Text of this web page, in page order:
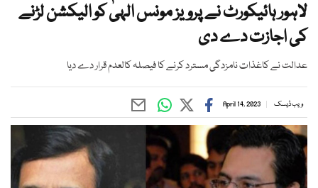
لاہور ہائیکورٹ نے پرویز مونس الہیٰ کو الیکشن لڑنے
کی اجازت دے دی
عدالت نے کاغذات نامزدگی مسترد کرنے کا فیصلہ کالعدم قرار دے دیا
ویب ڈیسک April 14, 2023